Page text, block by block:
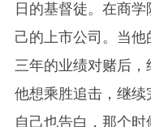
日的基督徒。在商
己的上市公司。当
三年的业绩对赌后，
他想乘胜追击，继
自己也告白，那个时